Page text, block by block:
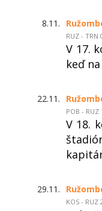
8.11.
RUZ - TRN
V 17.
keď
22.11.
POB -
V 18.
29.11.
KOS -